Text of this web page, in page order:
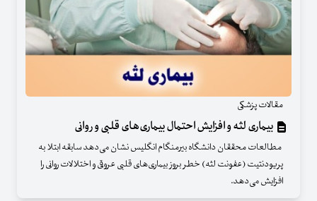
مقالات پزشکی
بیماری لثه و افزایش احتمال بیماری‌های قلبی و روانی
مطالعات محققان دانشگاه بیرمنگام انگلیس نشان می‌دهد سابقه ابتلا به
پریودنتیت (عفونت لثه) خطر بروز بیماری‌های قلبی عروقی و اختلالات روانی را
افزایش می‌دهد.